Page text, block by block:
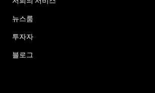
뉴스룸
투자자
블로그